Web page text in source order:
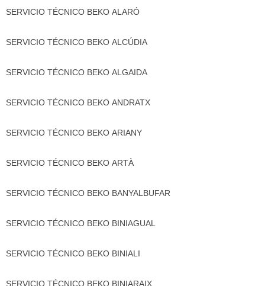
SERVICIO TÉCNICO BEKO ALARÓ
SERVICIO TÉCNICO BEKO ALCÚDIA
SERVICIO TÉCNICO BEKO ALGAIDA
SERVICIO TÉCNICO BEKO ANDRATX
SERVICIO TÉCNICO BEKO ARIANY
SERVICIO TÉCNICO BEKO ARTÀ
SERVICIO TÉCNICO BEKO BANYALBUFAR
SERVICIO TÉCNICO BEKO BINIAGUAL
SERVICIO TÉCNICO BEKO BINIALI
SERVICIO TÉCNICO BEKO BINIARAIX